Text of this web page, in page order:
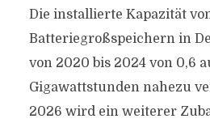
Die installierte Kapazität
Batteriegroßspeichern in
von 2020 bis 2024 von 0,6
Gigawattstunden nahezu
2026 wird ein weiterer